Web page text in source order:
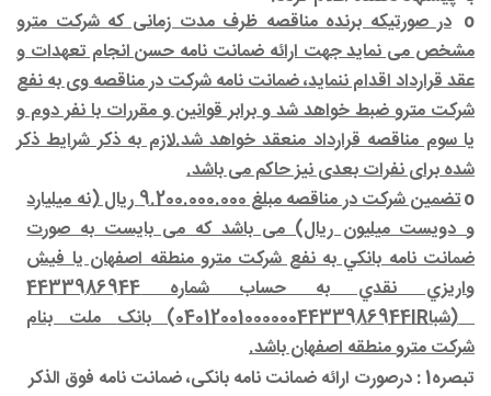
o در صورتیکه برنده مناقصه ظرف مدت زمانی که شرکت مترو
مشخص می نماید جهت ارائه ضمانت نامه حسن انجام تعهدات و
عقد قرارداد اقدام ننماید، ضمانت نامه شرکت در مناقصه وی به نفع
شرکت مترو ضبط خواهد شد و برابر قوانین و مقررات با نفر دوم و
یا سوم مناقصه قرارداد منعقد خواهد شد.لازم به ذکر شرایط ذکر
شده برای نفرات بعدی نیز حاکم می باشد.
o
تضمین شرکت در مناقصه مبلغ 9.200.000.000 ریال (نه میلیارد
و دویست میلیون ریال) می باشد که می بایست به صورت
ضمانت نامه بانكي به نفع شرکت مترو منطقه اصفهان يا فيش
واريزي نقدي به حساب شماره4433986944
(شباIR
040120010000004433986944) بانکملت بنام
شرکت مترو منطقه اصفهان باشد.
تبصره1 : درصورت ارائه ضمانت نامه بانکی، ضمانت نامه فوق الذکر